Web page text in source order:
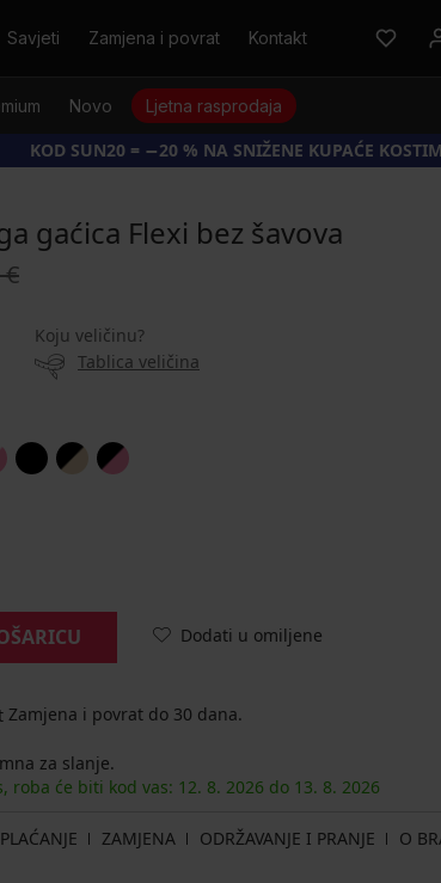
Savjeti Zamjena i povrat Kontakt
Novo Ljetna rasprodaja
KOD SUN20 = −20 % NA SNIŽENE KUPAĆE
gaćica Flexi bez šavova
€
Koju veličinu?
Tablica veličina
Dodati u omiljene
Zamjena i povrat do 30 dana.
za slanje.
roba će biti kod vas: 12. 8. 2026 do 13. 8. 2026
ZAMJENA ODRŽAVANJE I PRANJE
O